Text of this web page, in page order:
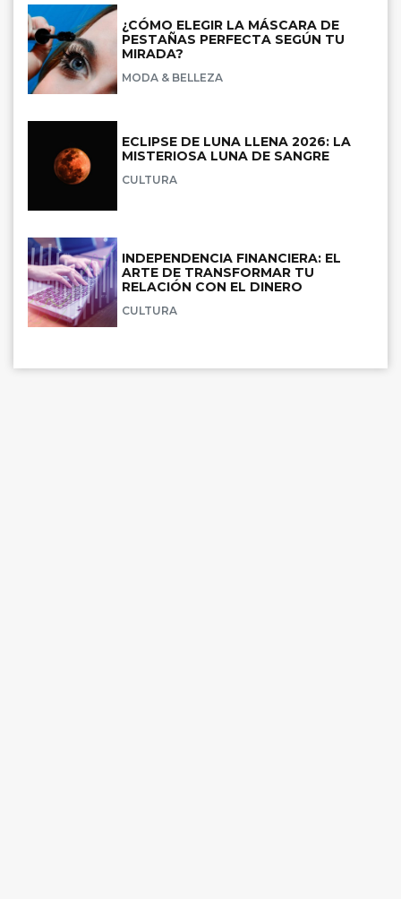
¿CÓMO ELEGIR LA MÁSCARA DE
PESTAÑAS PERFECTA SEGÚN TU
MIRADA?
MODA & BELLEZA
ECLIPSE DE LUNA LLENA 2026: LA
MISTERIOSA LUNA DE SANGRE
CULTURA
INDEPENDENCIA FINANCIERA: EL
ARTE DE TRANSFORMAR TU
RELACIÓN CON EL DINERO
CULTURA